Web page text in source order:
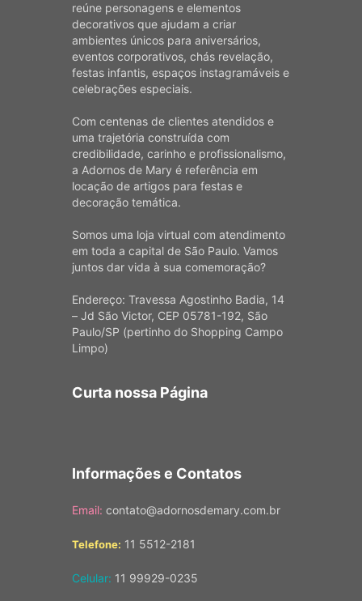
reúne personagens e elementos
decorativos que ajudam a criar
ambientes únicos para aniversários,
eventos corporativos, chás revelação,
festas infantis, espaços instagramáveis e
celebrações especiais.
Com centenas de clientes atendidos e
uma trajetória construída com
credibilidade, carinho e profissionalismo,
a Adornos de Mary é referência em
locação de artigos para festas e
decoração temática.
Somos uma loja virtual com atendimento
em toda a capital de São Paulo. Vamos
juntos dar vida à sua comemoração?
Endereço: Travessa Agostinho Badia, 14
– Jd São Victor, CEP 05781-192, São
Paulo/SP (pertinho do Shopping Campo
Limpo)
Curta nossa Página
Informações e Contatos
Email: contato@adornosdemary.com.br
Telefone: 11 5512-2181
Celular: 11 99929-0235